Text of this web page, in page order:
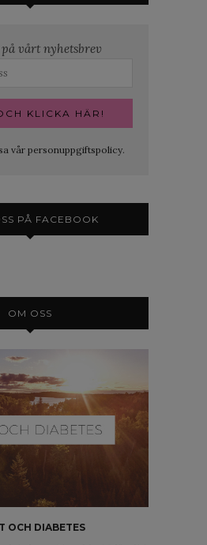
vårt nyhetsbrev
vår personuppgiftspolicy.
PÅ FACEBOOK
OM OSS
OCH DIABETES